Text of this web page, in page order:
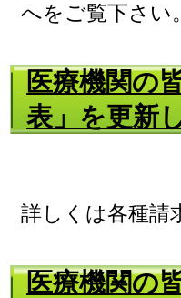
へをご覧下さい
医療機関の
表」を更新
詳しくは各種請
医療機関の